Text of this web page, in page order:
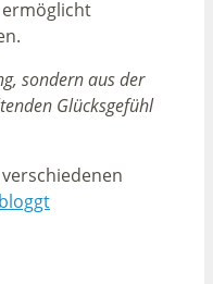
sondern aus der
Glücksgefühl